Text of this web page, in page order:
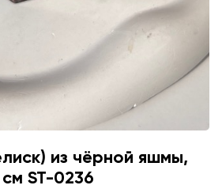
из чёрной яшмы,
ST-0236